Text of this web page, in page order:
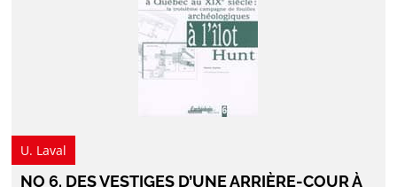
U. Laval
NO 6. DES VESTIGES D’UNE ARRIÈRE-COUR À